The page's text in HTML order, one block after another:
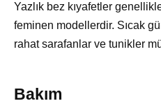
Yazlık bez kıyafetler
feminen modellerdir. Sıcak
rahat sarafanlar ve tunikler
Bakım